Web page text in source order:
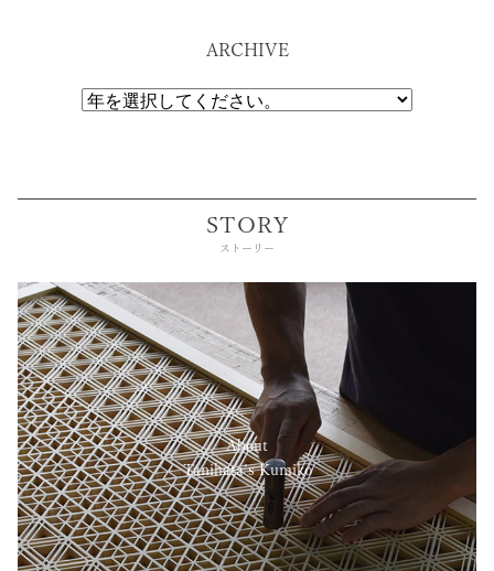
ARCHIVE
STORY
ストーリー
About
Tanihata’s Kumiko